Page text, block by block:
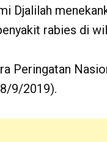
Djalilah
rabies di
Peringatan
9/2019).